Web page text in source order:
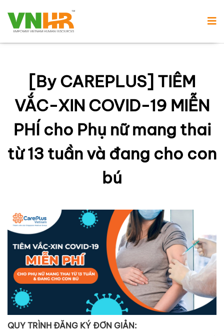
[By CAREPLUS] TIÊM
VẮC-XIN COVID-19 MIỄN
PHÍ cho Phụ nữ mang thai
từ 13 tuần và đang cho con
bú
QUY TRÌNH ĐĂNG KÝ ĐƠN GIẢN: